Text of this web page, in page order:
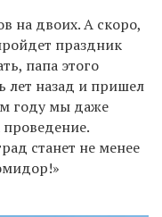
на двоих. А скоро,
праздник
папа этого
лет назад и пришел
году мы даже
станет не менее